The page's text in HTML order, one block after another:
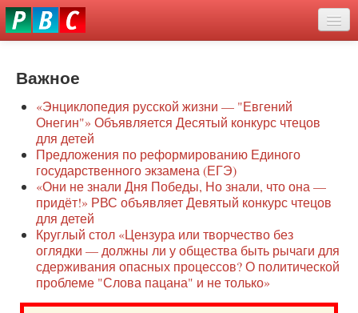
Перейти
к
О нас
Защита семей
Образование
Наше сопротивление
Регионы
Видео
Важное
«Энциклопедия русской жизни — "Евгений
Онегин"» Объявляется Десятый конкурс чтецов
для детей
Предложения по реформированию Единого
государственного экзамена (ЕГЭ)
«Они не знали Дня Победы, Но знали, что она —
придёт!» РВС объявляет Девятый конкурс чтецов
для детей
Круглый стол «Цензура или творчество без
оглядки — должны ли у общества быть рычаги для
сдерживания опасных процессов? О политической
проблеме "Слова пацана" и не только»